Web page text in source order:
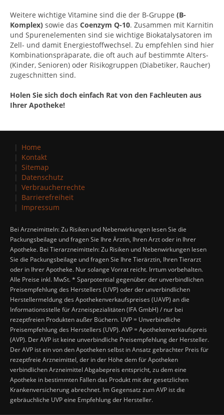
Weitere wichtige Vitamine sind die der B-Gruppe (B-
Komplex) sowie das Coenzym Q-10. Zusammen mit Karnitin
und Spurenelementen sind sie wichtige Biokatalysatoren im
Zell- und damit Energiestoffwechsel. Zu empfehlen sind hier
Kombinationspräparate, die oft auch auf bestimmte Alters-
(Kinder, Senioren) oder Risikogruppen (Diabetiker, Raucher)
zugeschnitten sind.
Holen Sie sich doch einfach Rat von den Fachleuten aus
Ihrer Apotheke!
Home
Kontakt
Sitemap
Datenschutz
Verbraucherrechte
Barrierefreiheit
Impressum
Bei Arzneimitteln: Zu Risiken und Nebenwirkungen lesen Sie die
Packungsbeilage und fragen Sie Ihre Ärztin, Ihren Arzt oder in Ihrer
Apotheke. Bei Tierarzneimitteln: Zu Risiken und Nebenwirkungen lesen
Sie die Packungsbeilage und fragen Sie Ihre Tierärztin, Ihren Tierarzt
oder in Ihrer Apotheke. Nur solange Vorrat reicht. Irrtum vorbehalten.
Alle Preise inkl. MwSt. * Sparpotential gegenüber der unverbindlichen
Preisempfehlung des Herstellers (UVP) oder der unverbindlichen
Herstellermeldung des Apothekenverkaufspreises (UAVP) an die
Informationsstelle für Arzneispezialitäten (IFA GmbH) / nur bei
rezeptfreien Produkten außer Büchern. UVP = Unverbindliche
Preisempfehlung des Herstellers (UVP). AVP = Apothekenverkaufspreis
(AVP). Der AVP ist keine unverbindliche Preisempfehlung der Hersteller.
Der AVP ist ein von den Apotheken selbst in Ansatz gebrachter Preis für
rezeptfreie Arzneimittel, der in der Höhe dem für Apotheken
verbindlichen Arzneimittel Abgabepreis entspricht, zu dem eine
Apotheke in bestimmten Fällen das Produkt mit der gesetzlichen
Krankenversicherung abrechnet. Im Gegensatz zum AVP ist die
gebräuchliche UVP eine Empfehlung der Hersteller.